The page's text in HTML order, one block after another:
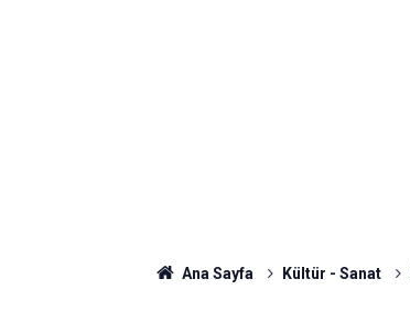
Ana Sayfa Kültür - Sanat